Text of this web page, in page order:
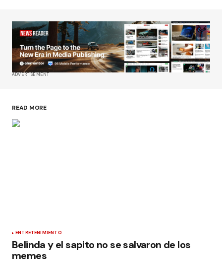
ADVERTISEMENT
READ MORE
ENTRETENIMIENTO
Belinda y el sapito no se salvaron de los
memes